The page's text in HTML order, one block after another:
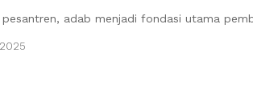
pesantren, adab menjadi fondasi utama